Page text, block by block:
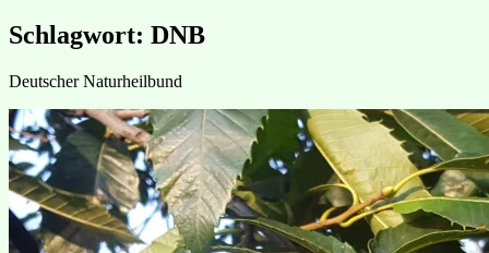
Schlagwort: DNB
Deutscher Naturheilbund